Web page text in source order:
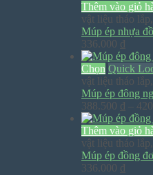
Thêm vào giỏ
vật liệu tháo lắp
Múp ép nhựa
336.000 ₫
Chọn Quick
vật liệu tháo lắp
Múp ép đông
388.500 ₫ –
Thêm vào giỏ
vật liệu tháo lắp
Múp ép đồng
336.000 ₫